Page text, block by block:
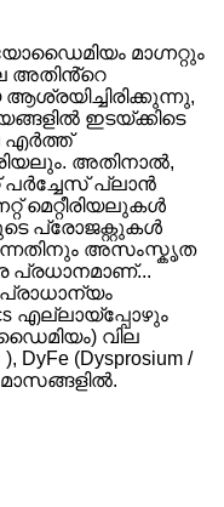
മാഗ്നറ്റും
അതിൻ്റെ
ഇടയ്ക്കിടെ
എർത്ത്
അതിനാൽ,
പർച്ചേസ് പ്ലാൻ
മെറ്റീരിയലുകൾ
പ്രോജക്റ്റുകൾ
അസംസ്കൃത
പ്രധാനമാണ്...
എല്ലായ്പ്പോഴും
വില
(Dysprosium /
മാസങ്ങളിൽ.